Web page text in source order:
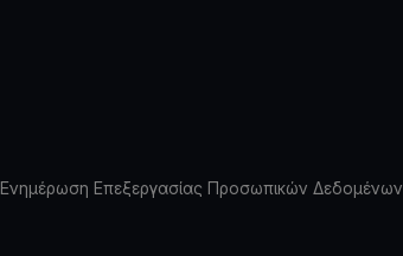
Ενημέρωση Επεξεργασίας Προσωπικών Δεδομένων